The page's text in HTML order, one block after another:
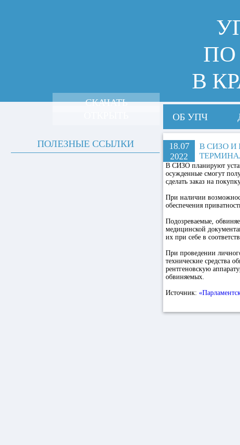
ПО
В
ОБ УПЧ
18.07
2022
В СИЗО
В СИЗО планируют
осужденные смогут
сделать заказ на
При наличии
обеспечения
Подозреваемые,
медицинской
их при себе в
При проведении
технические средства
рентгеновскую
обвиняемых.
Источник:
СКАЧАТЬ
ПОЛЕЗНЫЕ ССЫЛКИ